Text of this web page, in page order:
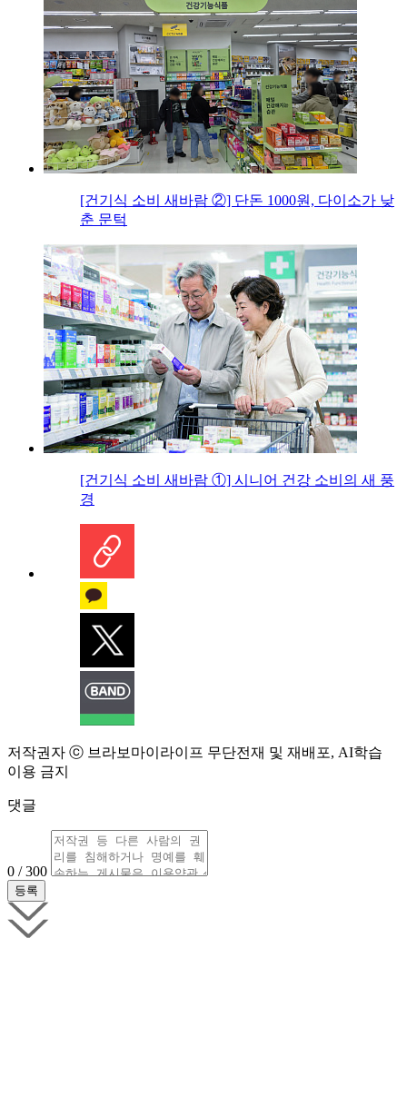
[건기식 소비 새바람 ②] 단돈 1000원, 다이소가 낮
춘 문턱
[건기식 소비 새바람 ①] 시니어 건강 소비의 새 풍
경
저작권자 ⓒ 브라보마이라이프 무단전재 및 재배포, AI학습
이용 금지
댓글
0 / 300